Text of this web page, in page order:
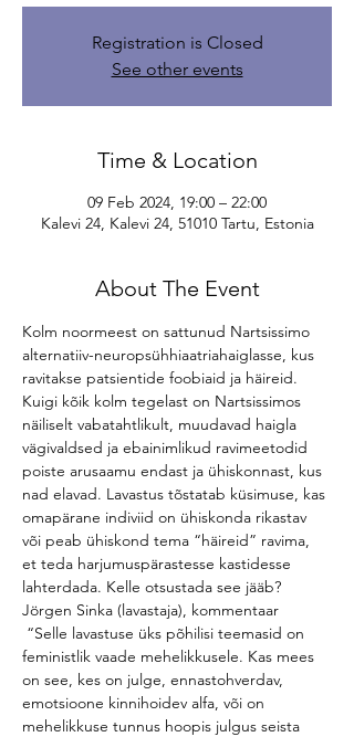
Registration is Closed
See other events
Time & Location
09 Feb 2024, 19:00 – 22:00
Kalevi 24, Kalevi 24, 51010 Tartu, Estonia
About The Event
Kolm noormeest on sattunud Nartsissimo
alternatiiv-neuropsühhiaatriahaiglasse, kus
ravitakse patsientide foobiaid ja häireid.
Kuigi kõik kolm tegelast on Nartsissimos
näiliselt vabatahtlikult, muudavad haigla
vägivaldsed ja ebainimlikud ravimeetodid
poiste arusaamu endast ja ühiskonnast, kus
nad elavad. Lavastus tõstatab küsimuse, kas
omapärane indiviid on ühiskonda rikastav
või peab ühiskond tema “häireid” ravima,
et teda harjumuspärastesse kastidesse
lahterdada. Kelle otsustada see jääb?
Jörgen Sinka (lavastaja), kommentaar
“Selle lavastuse üks põhilisi teemasid on
feministlik vaade mehelikkusele. Kas mees
on see, kes on julge, ennastohverdav,
emotsioone kinnihoidev alfa, või on
mehelikkuse tunnus hoopis julgus seista